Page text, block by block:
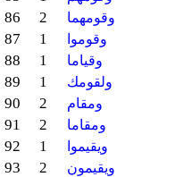
86 2 وقومهما
87 1 وقوموا
88 1 وقياما
89 1 ولقومك
90 2 ومقام
91 2 ومقاما
92 1 ويقيموا
93 2 ويقيمون